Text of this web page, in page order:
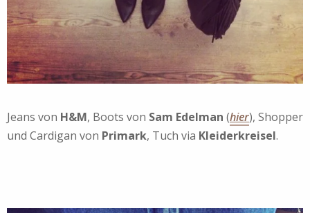
Jeans von H&M, Boots von Sam Edelman (hier), Shopper
und Cardigan von Primark, Tuch via Kleiderkreisel.